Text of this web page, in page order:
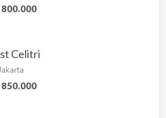
800.000
Celitri
850.000